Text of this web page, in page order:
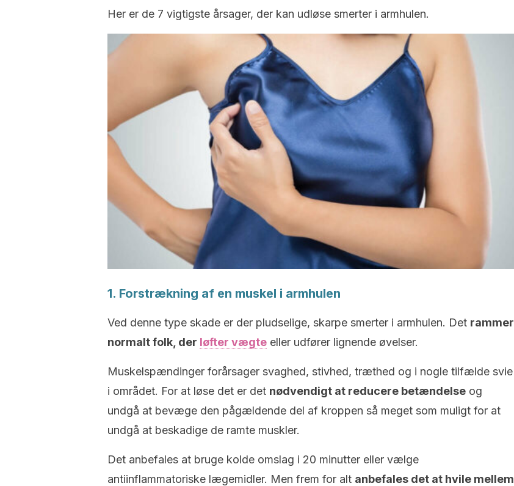
Her er de 7 vigtigste årsager, der kan udløse smerter i armhulen.
1. Forstrækning af en muskel i armhulen
Ved denne type skade er der pludselige, skarpe smerter i armhulen. Det rammer
normalt folk, der løfter vægte eller udfører lignende øvelser.
Muskelspændinger forårsager svaghed, stivhed, træthed og i nogle tilfælde svie
i området. For at løse det er det nødvendigt at reducere betændelse og
undgå at bevæge den pågældende del af kroppen så meget som muligt for at
undgå at beskadige de ramte muskler.
Det anbefales at bruge kolde omslag i 20 minutter eller vælge
antiinflammatoriske lægemidler. Men frem for alt anbefales det at hvile mellem